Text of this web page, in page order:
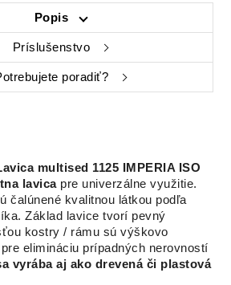
Popis
Príslušenstvo
poradiť?
multised 1125 IMPERIA ISO
lavicapre univerzálne využitie.
čalúnené kvalitnou látkou podľa
Základ lavice tvorí pevný
kostry / rámu sú výškovo
elimináciu prípadných nerovností
vyrába aj ako drevená či plastová